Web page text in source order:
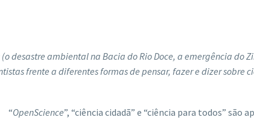
desastre ambiental na Bacia do Rio Doce, a emergência
frente a diferentes formas de pensar, fazer e dizer sobre
“OpenScience”, “ciência cidadã” e “ciência para todos”